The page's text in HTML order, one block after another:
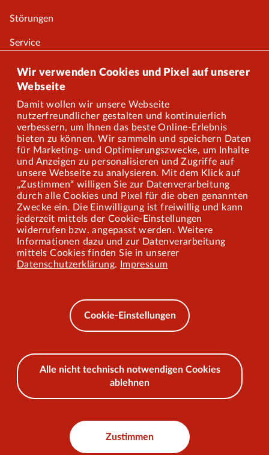
Wir verwenden Cookies und Pixel auf unserer
Webseite
Damit wollen wir unsere Webseite
nutzerfreundlicher gestalten und kontinuierlich
verbessern, um Ihnen das beste Online-Erlebnis
bieten zu können. Wir sammeln und speichern Daten
für Marketing- und Optimierungszwecke, um Inhalte
und Anzeigen zu personalisieren und Zugriffe auf
unsere Webseite zu analysieren. Mit dem Klick auf
„Zustimmen“ willigen Sie zur Datenverarbeitung
durch alle Cookies und Pixel für die oben genannten
Zwecke ein. Die Einwilligung ist freiwillig und kann
jederzeit mittels der Cookie-Einstellungen
widerrufen bzw. angepasst werden. Weitere
Informationen dazu und zur Datenverarbeitung
mittels Cookies finden Sie in unserer
Datenschutzerklärung. Impressum
Cookie-Einstellungen
Alle nicht technisch notwendigen Cookies
ablehnen
Zustimmen
Störungen
Service
Onlineshop
Über uns
Karriere
Presse
Mitarbeiterportal
Barrierefreiheit
Mobilität lernen